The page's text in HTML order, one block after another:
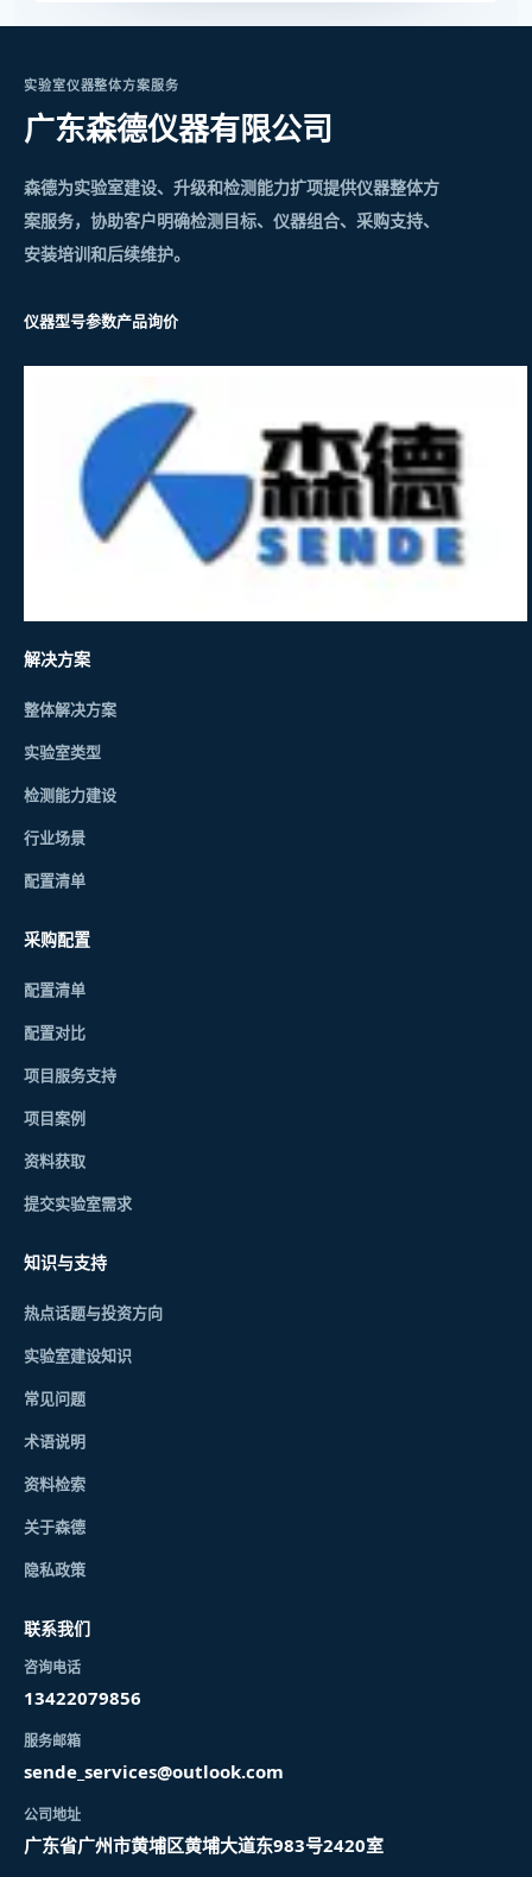
实验室仪器整体方案服务
广东森德仪器有限公司
森德为实验室建设、升级和检测能力扩项提供仪器整体方
案服务，协助客户明确检测目标、仪器组合、采购支持、
安装培训和后续维护。
仪器型号参数产品询价
解决方案
整体解决方案
实验室类型
检测能力建设
行业场景
配置清单
采购配置
配置清单
配置对比
项目服务支持
项目案例
资料获取
提交实验室需求
知识与支持
热点话题与投资方向
实验室建设知识
常见问题
术语说明
资料检索
关于森德
隐私政策
联系我们
咨询电话
13422079856
服务邮箱
sende_services@outlook.com
公司地址
广东省广州市黄埔区黄埔大道东983号2420室